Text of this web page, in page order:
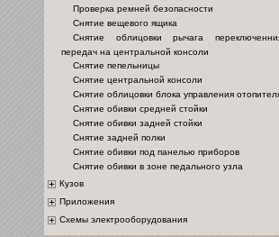
Проверка ремней безопасности
Снятие вещевого ящика
Снятие облицовки рычага
передач на центральной консоли
Снятие пепельницы
Снятие центральной консоли
Снятие облицовки блока управления
Снятие обивки средней стойки
Снятие обивки задней стойки
Снятие задней полки
Снятие обивки под панелью приборов
Снятие обивки в зоне педального узла
Кузов
Приложения
Схемы электрооборудования